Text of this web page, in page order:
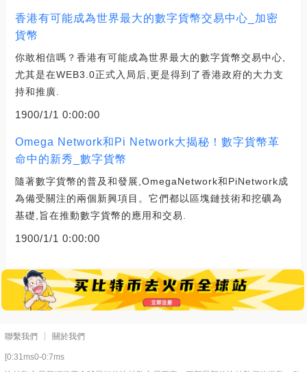
香港有可能成為世界最大的數字貨幣交易中心_加密
貨幣
你敢相信嗎？香港有可能成為世界最大的數字貨幣交易中心,
尤其是在WEB3.0正式入局后,更是得到了香港政府的大力支
持和推廣.
1900/1/1 0:00:00
Omega Network和Pi Network大揭秘！數字貨幣革
命中的新秀_數字貨幣
隨著數字貨幣的普及和發展,OmegaNetwork和PiNetwork成
為備受關注的兩個新興項目。它們都以區塊鏈技術和挖礦為
基礎,旨在推動數字貨幣的應用和交易.
1900/1/1 0:00:00
聯繫我們 關於我們
[0:31ms0-0:7ms